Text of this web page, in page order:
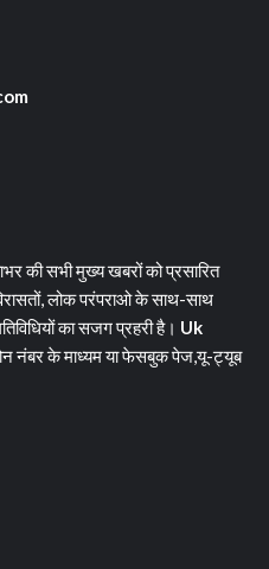
की सभी मुख्य खबरों को प्रसारित
लोक परंपराओ के साथ-साथ
का सजग प्रहरी है। Uk
नंबर के माध्यम या फेसबुक पेज,यू-ट्यूब